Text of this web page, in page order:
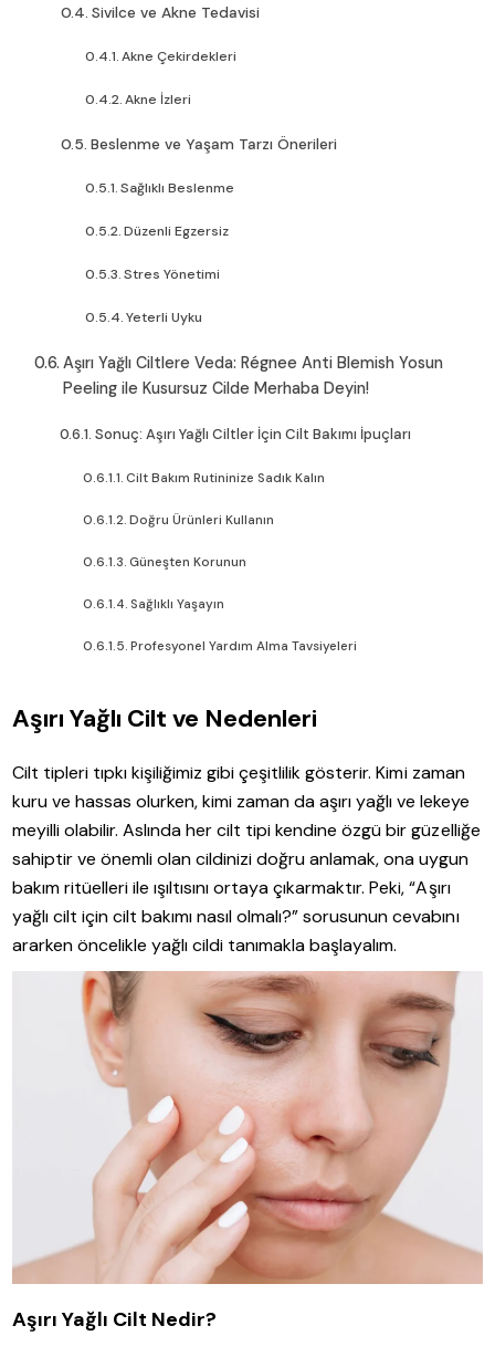
Sivilce ve Akne Tedavisi
Akne Çekirdekleri
Akne İzleri
Beslenme ve Yaşam Tarzı Önerileri
Sağlıklı Beslenme
Düzenli Egzersiz
Stres Yönetimi
Yeterli Uyku
Aşırı Yağlı Ciltlere Veda: Régnee Anti Blemish Yosun
Peeling ile Kusursuz Cilde Merhaba Deyin!
Sonuç: Aşırı Yağlı Ciltler İçin Cilt Bakımı İpuçları
Cilt Bakım Rutininize Sadık Kalın
Doğru Ürünleri Kullanın
Güneşten Korunun
Sağlıklı Yaşayın
Profesyonel Yardım Alma Tavsiyeleri
Aşırı Yağlı Cilt ve Nedenleri
Cilt tipleri tıpkı kişiliğimiz gibi çeşitlilik gösterir. Kimi zaman
kuru ve hassas olurken, kimi zaman da aşırı yağlı ve lekeye
meyilli olabilir. Aslında her cilt tipi kendine özgü bir güzelliğe
sahiptir ve önemli olan cildinizi doğru anlamak, ona uygun
bakım ritüelleri ile ışıltısını ortaya çıkarmaktır. Peki, “Aşırı
yağlı cilt için cilt bakımı nasıl olmalı?” sorusunun cevabını
ararken öncelikle yağlı cildi tanımakla başlayalım.
Aşırı Yağlı Cilt Nedir?